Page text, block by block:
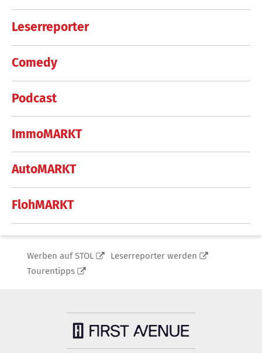
Leserreporter
Comedy
Podcast
ImmoMARKT
AutoMARKT
FlohMARKT
Werben auf STOL
Leserreporter werden
Tourentipps